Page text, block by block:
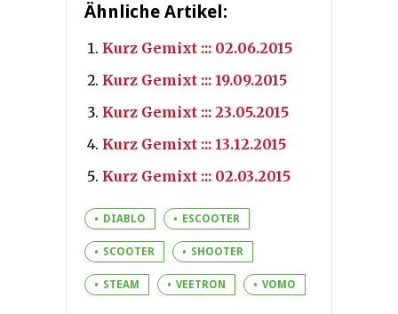
Ähnliche Artikel:
Kurz Gemixt ::: 02.06.2015
Kurz Gemixt ::: 19.09.2015
Kurz Gemixt ::: 23.05.2015
Kurz Gemixt ::: 13.12.2015
Kurz Gemixt ::: 02.03.2015
DIABLO ESCOOTER
SCOOTER SHOOTER
STEAM VEETRON VOMO